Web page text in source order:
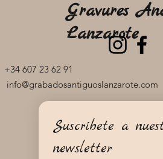
+34 607 23 62 91
info@grabadosantiguoslanzarote.com
Gravures
Lanzarote
Suscríbete a
newsletter